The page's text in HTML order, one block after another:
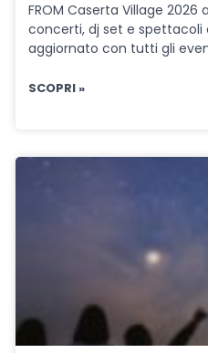
FROM Caserta Village 2026
concerti, dj set e spettacoli
aggiornato con tutti gli
SCOPRI »